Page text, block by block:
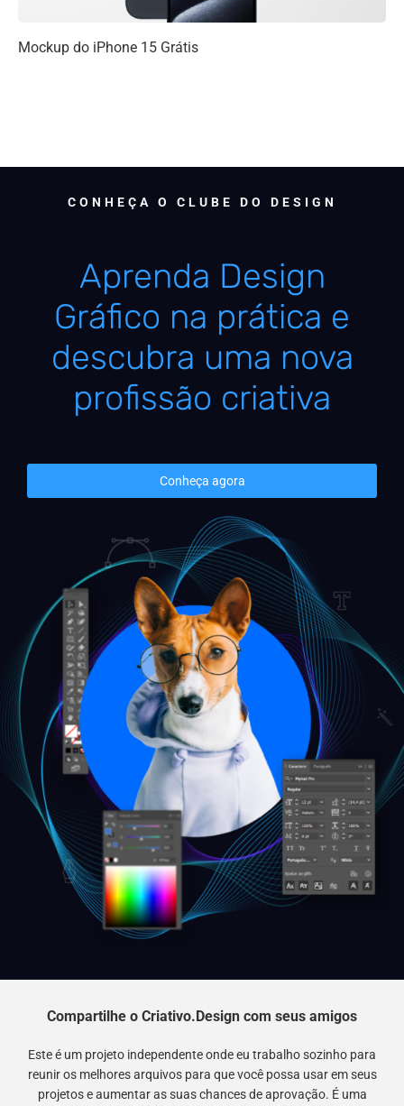
Mockup do iPhone 15 Grátis
CONHEÇA O CLUBE DO DESIGN
Aprenda Design
Gráfico na prática e
descubra uma nova
profissão criativa
Conheça agora
Compartilhe o Criativo.Design com seus amigos
Este é um projeto independente onde eu trabalho sozinho para
reunir os melhores arquivos para que você possa usar em seus
projetos e aumentar as suas chances de aprovação. É uma